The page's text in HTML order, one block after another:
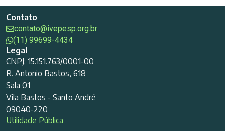
Contato
contato@ivepesp.org.br
(11) 99699-4434
Legal
CNPJ: 15.151.763/0001-00
R. Antonio Bastos, 618
Sala 01
Vila Bastos - Santo André
09040-220
Utilidade Pública